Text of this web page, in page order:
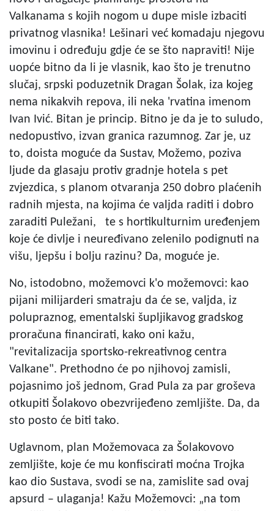
Valkanama s kojih nogom u dupe misle izbaciti
privatnog vlasnika! Lešinari već komadaju njegovu
imovinu i određuju gdje će se što napraviti! Nije
uopće bitno da li je vlasnik, kao što je trenutno
slučaj, srpski poduzetnik Dragan Šolak, iza kojeg
nema nikakvih repova, ili neka 'rvatina imenom
Ivan Ivić. Bitan je princip. Bitno je da je to suludo,
nedopustivo, izvan granica razumnog. Zar je, uz
to, doista moguće da Sustav, Možemo, poziva
ljude da glasaju protiv gradnje hotela s pet
zvjezdica, s planom otvaranja 250 dobro plaćenih
radnih mjesta, na kojima će valjda raditi i dobro
zaraditi Puležani, te s hortikulturnim uređenjem
koje će divlje i neuređivano zelenilo podignuti na
višu, ljepšu i bolju razinu? Da, moguće je.
No, istodobno, možemovci k'o možemovci: kao
pijani milijarderi smatraju da će se, valjda, iz
polupraznog, ementalski šupljikavog gradskog
proračuna financirati, kako oni kažu,
"revitalizacija sportsko-rekreativnog centra
Valkane". Prethodno će po njihovoj zamisli,
pojasnimo još jednom, Grad Pula za par groševa
otkupiti Šolakovo obezvrijeđeno zemljište. Da, da
sto posto će biti tako.
Uglavnom, plan Možemovaca za Šolakovovo
zemljište, koje će mu konfiscirati moćna Trojka
kao dio Sustava, svodi se na, zamislite sad ovaj
apsurd – ulaganja! Kažu Možemovci: „na tom